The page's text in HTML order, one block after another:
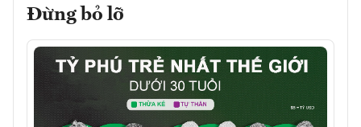
Đừng bỏ lỡ